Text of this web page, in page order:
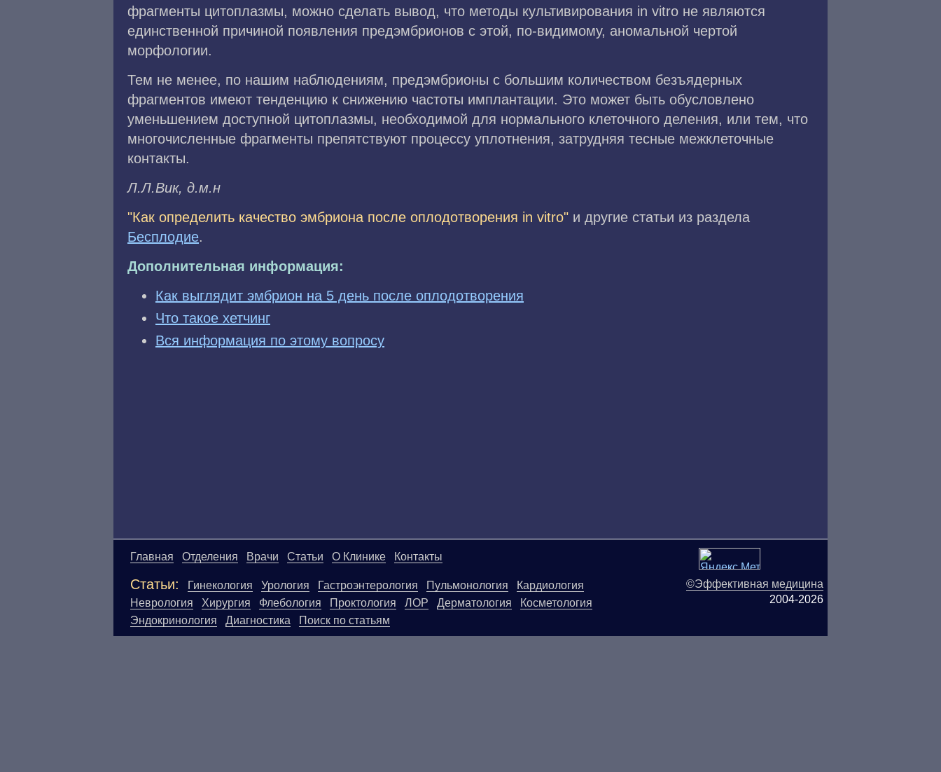
фрагменты цитоплазмы, можно сделать вывод, что методы культивирования in vitro не являются
единственной причиной появления предэмбрионов с этой, по-видимому, аномальной чертой
морфологии.
Тем не менее, по нашим наблюдениям, предэмбрионы с большим количеством безъядерных
фрагментов имеют тенденцию к снижению частоты имплантации. Это может быть обусловлено
уменьшением доступной цитоплазмы, необходимой для нормального клеточного деления, или тем, что
многочисленные фрагменты препятствуют процессу уплотнения, затрудняя тесные межклеточные
контакты.
Л.Л.Bик, д.м.н
"Как определить качество эмбриона после оплодотворения in vitro" и другие статьи из раздела
Бесплодие.
Дополнительная информация:
Как выглядит эмбрион на 5 день после оплодотворения
Что такое хетчинг
Вся информация по этому вопросу
Главная Отделения Врачи Статьи О Клинике Контакты
Статьи: Гинекология Урология Гастроэнтерология Пульмонология
Кардиология
Неврология
Хирургия Флебология Проктология ЛОР Дерматология
Косметология
Эндокринология
Диагностика Поиск по статьям
©Эффективная медицина
2004-2026